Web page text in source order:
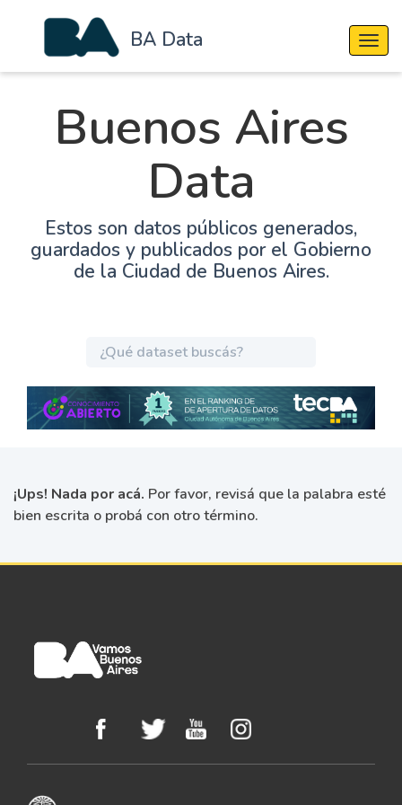
BA Data
Buenos Aires
Data
Estos son datos públicos generados,
guardados y publicados por el Gobierno
de la Ciudad de Buenos Aires.
¡Ups! Nada por acá. Por favor, revisá que la palabra esté
bien escrita o probá con otro término.